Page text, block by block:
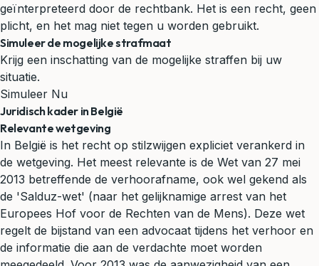
geïnterpreteerd door de rechtbank. Het is een recht, geen
plicht, en het mag niet tegen u worden gebruikt.
Simuleer de mogelijke strafmaat
Krijg een inschatting van de mogelijke straffen bij uw
situatie.
Simuleer Nu
Juridisch kader in België
Relevante wetgeving
In België is het recht op stilzwijgen expliciet verankerd in
de wetgeving. Het meest relevante is de Wet van 27 mei
2013 betreffende de verhoorafname, ook wel gekend als
de 'Salduz-wet' (naar het gelijknamige arrest van het
Europees Hof voor de Rechten van de Mens). Deze wet
regelt de bijstand van een advocaat tijdens het verhoor en
de informatie die aan de verdachte moet worden